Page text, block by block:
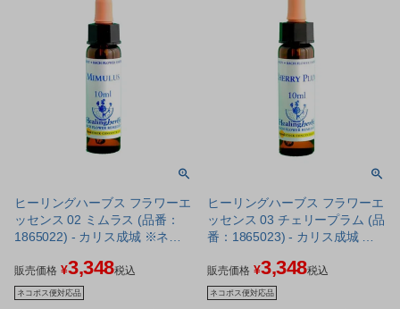
ヒーリングハーブス フラワーエ
ッセンス 02 ミムラス (品番：
1865022) - カリス成城 ※ネコ
販売価格 ¥3,348税込
ネコポス便対応品
ヒーリングハーブス フラワーエ
ッセンス 03 チェリープラム (品
番：1865023) - カリス成城 ※
販売価格 ¥3,348税込
ネコポス便対応品